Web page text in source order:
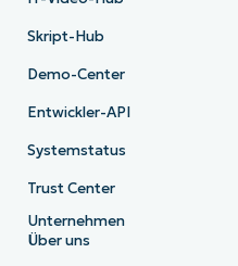
Skript-Hub
Demo-Center
Entwickler-API
Systemstatus
Trust Center
Unternehmen
Über uns